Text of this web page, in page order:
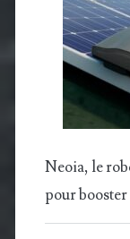
Neoia, le
pour